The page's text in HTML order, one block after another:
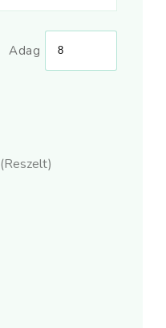
Adag
(Reszelt)